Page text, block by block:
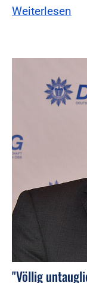
Weiterlesen
"Völlig